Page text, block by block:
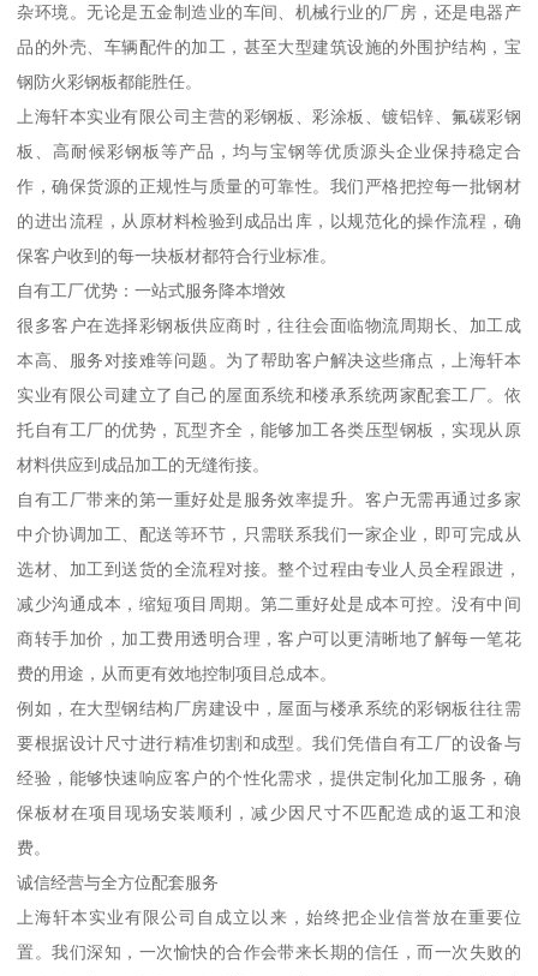
杂环境。无论是五金制造业的车间、机械行业的厂房，还是电器产
品的外壳、车辆配件的加工，甚至大型建筑设施的外围护结构，宝
钢防火彩钢板都能胜任。
上海轩本实业有限公司主营的彩钢板、彩涂板、镀铝锌、氟碳彩钢
板、高耐候彩钢板等产品，均与宝钢等优质源头企业保持稳定合
作，确保货源的正规性与质量的可靠性。我们严格把控每一批钢材
的进出流程，从原材料检验到成品出库，以规范化的操作流程，确
保客户收到的每一块板材都符合行业标准。
自有工厂优势：一站式服务降本增效
很多客户在选择彩钢板供应商时，往往会面临物流周期长、加工成
本高、服务对接难等问题。为了帮助客户解决这些痛点，上海轩本
实业有限公司建立了自己的屋面系统和楼承系统两家配套工厂。依
托自有工厂的优势，瓦型齐全，能够加工各类压型钢板，实现从原
材料供应到成品加工的无缝衔接。
自有工厂带来的第一重好处是服务效率提升。客户无需再通过多家
中介协调加工、配送等环节，只需联系我们一家企业，即可完成从
选材、加工到送货的全流程对接。整个过程由专业人员全程跟进，
减少沟通成本，缩短项目周期。第二重好处是成本可控。没有中间
商转手加价，加工费用透明合理，客户可以更清晰地了解每一笔花
费的用途，从而更有效地控制项目总成本。
例如，在大型钢结构厂房建设中，屋面与楼承系统的彩钢板往往需
要根据设计尺寸进行精准切割和成型。我们凭借自有工厂的设备与
经验，能够快速响应客户的个性化需求，提供定制化加工服务，确
保板材在项目现场安装顺利，减少因尺寸不匹配造成的返工和浪
费。
诚信经营与全方位配套服务
上海轩本实业有限公司自成立以来，始终把企业信誉放在重要位
置。我们深知，一次愉快的合作会带来长期的信任，而一次失败的